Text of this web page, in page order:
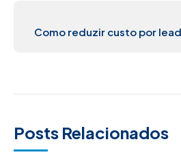
Como reduzir custo por
Posts Relacionados